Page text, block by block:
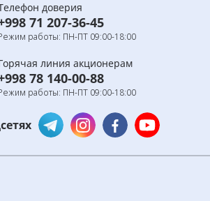
доверия
71 207-36-45
работы: ПН-ПТ 09:00-18:00
линия акционерам
78 140-00-88
работы: ПН-ПТ 09:00-18:00